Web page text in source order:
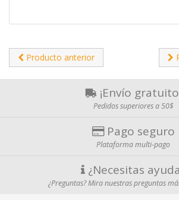
Producto anterior
¡Envío
Pedidos superiores a 50$
Pago seguro
Plataforma multi-pago
¿Necesitas
¿Preguntas? Mira nuestras preguntas